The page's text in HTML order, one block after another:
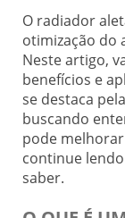
O radiador
otimização do
Neste artigo,
benefícios e
se destaca
buscando
pode
continue
saber.